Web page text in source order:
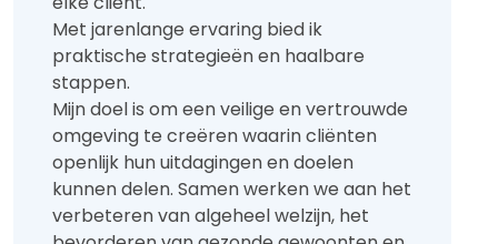
Met jarenlange ervaring bied ik
praktische strategieën en haalbare
stappen.
Mijn doel is om een veilige en vertrouwde
omgeving te creëren waarin cliënten
openlijk hun uitdagingen en doelen
kunnen delen. Samen werken we aan het
verbeteren van algeheel welzijn, het